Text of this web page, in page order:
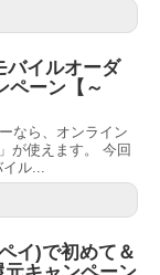
バイルオーダ
ペーン【～
なら、オンライン
が使えます。 今回
ル...
イ)で初めて＆